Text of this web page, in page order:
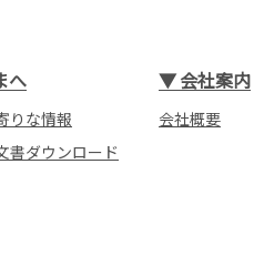
へ
りな情報
書ダウンロード
▼会社案内
会社概要